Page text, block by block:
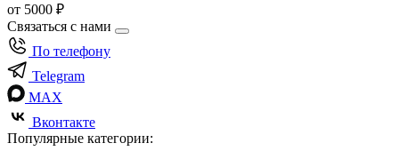
от 5000 ₽
Связаться с нами
По телефону
Telegram
MAX
Вконтакте
Популярные категории: